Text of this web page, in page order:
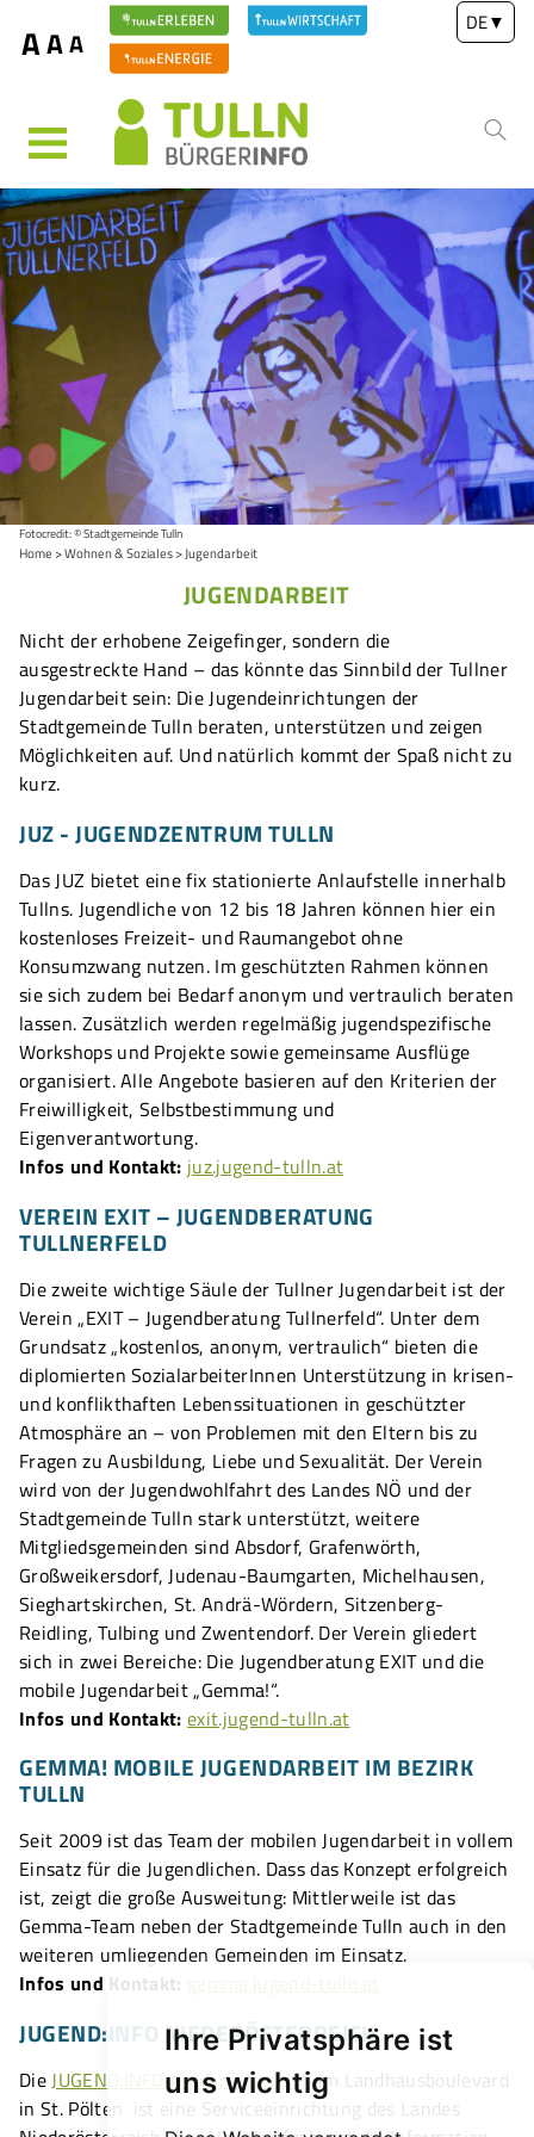
Ihre Privatsphäre ist
uns wichtig
AAA
DE▼
MENÜ
Fotocredit: © Stadtgemeinde Tulln
Home Wohnen & Soziales Jugendarbeit
JUGENDARBEIT
Nicht der erhobene Zeigefinger, sondern die
ausgestreckte Hand – das könnte das Sinnbild der Tullner
Jugendarbeit sein: Die Jugendeinrichtungen der
Stadtgemeinde Tulln beraten, unterstützen und zeigen
Möglichkeiten auf. Und natürlich kommt der Spaß nicht zu
kurz.
JUZ - JUGENDZENTRUM TULLN
Das JUZ bietet eine fix stationierte Anlaufstelle innerhalb
Tullns. Jugendliche von 12 bis 18 Jahren können hier ein
kostenloses Freizeit- und Raumangebot ohne
Konsumzwang nutzen. Im geschützten Rahmen können
sie sich zudem bei Bedarf anonym und vertraulich beraten
lassen. Zusätzlich werden regelmäßig jugendspezifische
Workshops und Projekte sowie gemeinsame Ausflüge
organisiert. Alle Angebote basieren auf den Kriterien der
Freiwilligkeit, Selbstbestimmung und
Eigenverantwortung.
Infos und Kontakt: juz.jugend-tulln.at
VEREIN EXIT – JUGENDBERATUNG
TULLNERFELD
Die zweite wichtige Säule der Tullner Jugendarbeit ist der
Verein „EXIT – Jugendberatung Tullnerfeld“. Unter dem
Grundsatz „kostenlos, anonym, vertraulich“ bieten die
diplomierten SozialarbeiterInnen Unterstützung in krisen-
und konflikthaften Lebenssituationen in geschützter
Atmosphäre an – von Problemen mit den Eltern bis zu
Fragen zu Ausbildung, Liebe und Sexualität. Der Verein
wird von der Jugendwohlfahrt des Landes NÖ und der
Stadtgemeinde Tulln stark unterstützt, weitere
Mitgliedsgemeinden sind Absdorf, Grafenwörth,
Großweikersdorf, Judenau-Baumgarten, Michelhausen,
Sieghartskirchen, St. Andrä-Wördern, Sitzenberg-
Reidling, Tulbing und Zwentendorf. Der Verein gliedert
sich in zwei Bereiche: Die Jugendberatung EXIT und die
mobile Jugendarbeit „Gemma!“.
Infos und Kontakt:exit.jugend-tulln.at
GEMMA! MOBILE JUGENDARBEIT IM BEZIRK
TULLN
Seit 2009 ist das Team der mobilen Jugendarbeit in vollem
Einsatz für die Jugendlichen. Dass das Konzept erfolgreich
ist, zeigt die große Ausweitung: Mittlerweile ist das
Gemma-Team neben der Stadtgemeinde Tulln auch in den
weiteren umliegenden Gemeinden im Einsatz.
Infos und Kontakt:
JUGEND:INFO NIEDERÖSTERREICH
DieJUGEND:INFO Niederösterreichim Landhausboulevard
in St. Pölten ist eine Serviceeinrichtung des Landes